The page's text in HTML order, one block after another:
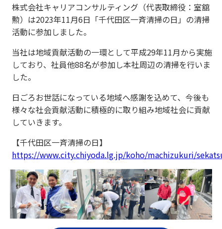
株式会社キャリアコンサルティング（代表取締役：室舘
勲）は2023年11月6日「千代田区一斉清掃の日」の清掃
活動に参加しました。
当社は地域貢献活動の一環として平成29年11月から実施
しており、社員他88名が参加し本社周辺の清掃を行いま
した。
日ごろお世話になっている地域へ感謝を込めて、今後も
様々な社会貢献活動に積極的に取り組み地域社会に貢献
していきます。
【千代田区一斉清掃の日】
https://www.city.chiyoda.lg.jp/koho/machizukuri/